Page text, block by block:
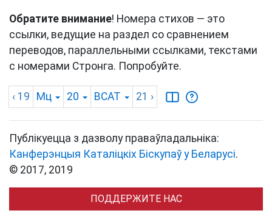
Обратите внимание! Номера стихов — это
ссылки, ведущие на раздел со сравнением
переводов, параллельными ссылками, текстами
с номерами Стронга. Попробуйте.
‹ 19 Мц 20 BCAT 21 ›
Публікуецца з дазволу праваўладальніка:
Канферэнцыя Каталіцкіх Біскупаў у Беларусі.
© 2017, 2019
ПОДДЕРЖИТЕ НАС